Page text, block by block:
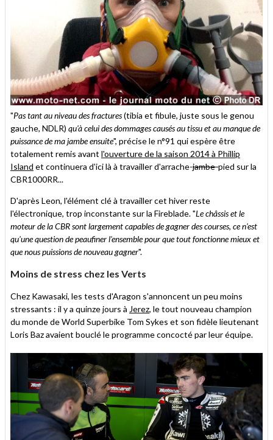
"Pas tant au niveau des fractures(tibia et fibule, juste sous le genou
gauche, NDLR) qu'à celui des dommages causés au tissu et au manque de
puissance de ma jambe ensuite", précise le n°91 qui espère être
totalement remis avant l'ouverture de la saison 2014 à Phillip
Island et continuera d'ici là à travailler d'arrache-jambe-pied sur la
CBR1000RR...
D'après Leon, l'élément clé à travailler cet hiver reste
l'électronique, trop inconstante sur la Fireblade. "Le châssis et le
moteur de la CBR sont largement capables de gagner des courses, ce n'est
qu'une question de peaufiner l'ensemble pour que tout fonctionne mieux et
que nous puissions de nouveau gagner".
Moins de stress chez les Verts
Chez Kawasaki, les tests d'Aragon s'annoncent un peu moins
stressants : il y a quinze jours à Jerez, le tout nouveau champion
du monde de World Superbike Tom Sykes et son fidèle lieutenant
Loris Baz avaient bouclé le programme concocté par leur équipe.